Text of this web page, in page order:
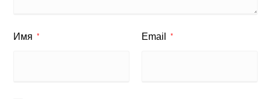
Имя * Email *